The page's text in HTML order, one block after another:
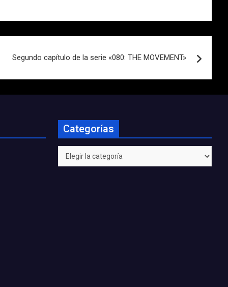
Segundo capítulo de la serie «080: THE MOVEMENT»
Categorías
Categorías